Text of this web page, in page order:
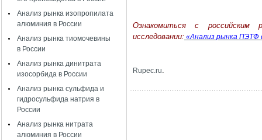
Анализ рынка изопропилата
алюминия в России
Анализ рынка тиомочевины
в России
Анализ рынка динитрата
изосорбида в России
Анализ рынка сульфида и
гидросульфида натрия в
России
Анализ рынка нитрата
алюминия в России
Ознакомиться с
исследовании: «Анализ рынка ПЭТФ
Rupec.ru.